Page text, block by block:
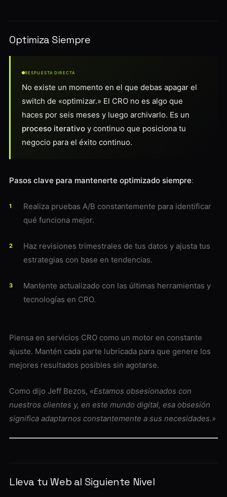
Optimiza Siempre
RESPUESTA DIRECTA
No existe un momento en el que debas apagar el
switch de «optimizar.» El CRO no es algo que
haces por seis meses y luego archivarlo. Es un
proceso iterativo y continuo que posiciona tu
negocio para el éxito continuo.
Pasos clave para mantenerte optimizado siempre:
Realiza pruebas A/B constantemente para identificar
qué funciona mejor.
Haz revisiones trimestrales de tus datos y ajusta tus
estrategias con base en tendencias.
Mantente actualizado con las últimas herramientas y
tecnologías en CRO.
Piensa en servicios CRO como un motor en constante
ajuste. Mantén cada parte lubricada para que genere los
mejores resultados posibles sin agotarse.
Como dijo Jeff Bezos, «Estamos obsesionados con
nuestros clientes y, en este mundo digital, esa obsesión
significa adaptarnos constantemente a sus necesidades.»
Lleva tu Web al Siguiente Nivel